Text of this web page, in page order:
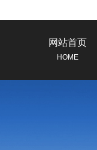
网站首页
HOME